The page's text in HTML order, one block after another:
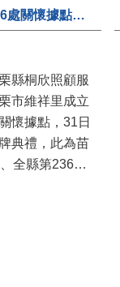
苗栗縣第236處關懷據點在苗栗市維祥里揭牌
縣桐欣照顧服